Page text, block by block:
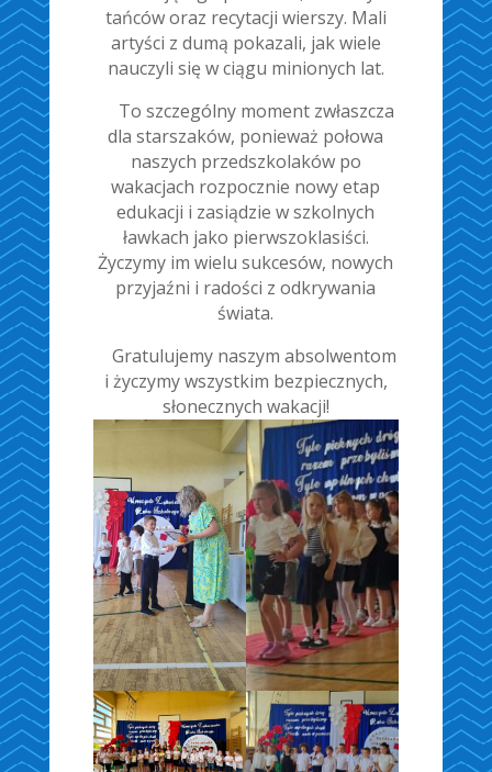
tańców oraz recytacji wierszy. Mali
artyści z dumą pokazali, jak wiele
nauczyli się w ciągu minionych lat.
To szczególny moment zwłaszcza
dla starszaków, ponieważ połowa
naszych przedszkolaków po
wakacjach rozpocznie nowy etap
edukacji i zasiądzie w szkolnych
ławkach jako pierwszoklasiści.
Życzymy im wielu sukcesów, nowych
przyjaźni i radości z odkrywania
świata.
Gratulujemy naszym absolwentom
i życzymy wszystkim bezpiecznych,
słonecznych wakacji!